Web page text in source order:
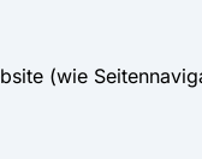
(wie